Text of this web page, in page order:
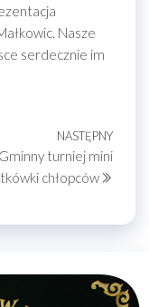
Nasze
serdecznie im
NASTĘPNY
Gminny turniej mini
chłopców